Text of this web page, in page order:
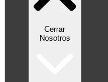
Cerrar
Nosotros